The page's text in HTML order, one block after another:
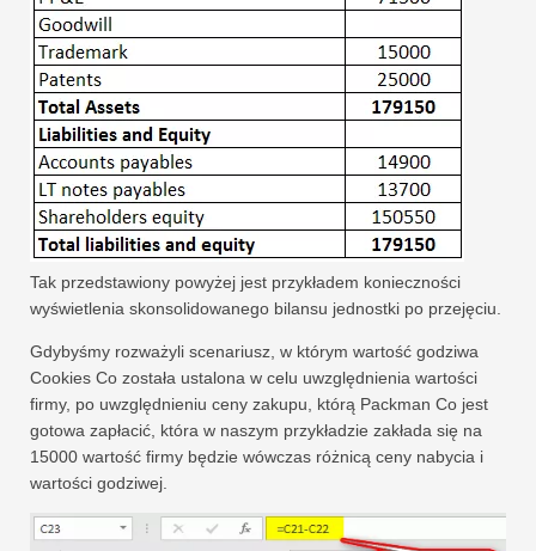
Tak przedstawiony powyżej jest przykładem konieczności
wyświetlenia skonsolidowanego bilansu jednostki po przejęciu.
Gdybyśmy rozważyli scenariusz, w którym wartość godziwa
Cookies Co została ustalona w celu uwzględnienia wartości
firmy, po uwzględnieniu ceny zakupu, którą Packman Co jest
gotowa zapłacić, która w naszym przykładzie zakłada się na
15000 wartość firmy będzie wówczas różnicą ceny nabycia i
wartości godziwej.